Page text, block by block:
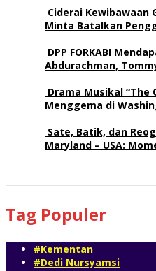
Ciderai Kewibawaan
Minta Batalkan
DPP FORKABI
Abdurachman,
Drama Musikal “The
Menggema di
Sate, Batik, dan
Maryland – USA:
Tag Populer
#Kementan
#Dedi Nursyamsi